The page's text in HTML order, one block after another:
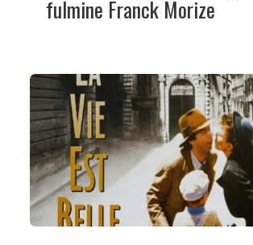
fulmine Franck Morize